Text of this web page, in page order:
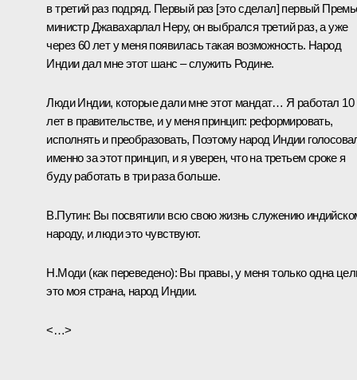
в третий раз подряд. Первый раз [это сделал] первый
министр Джавахарлал Неру, он выбрался третий раз, а уже
через 60 лет у меня появилась такая возможность. Народ
Индии дал мне этот шанс – служить Родине.
Люди Индии, которые дали мне этот мандат… Я работал 10
лет в правительстве, и у меня принцип: реформировать,
исполнять и преобразовать, Поэтому народ Индии
именно за этот принцип, и я уверен, что на третьем сроке я
буду работать в три раза больше.
В.Путин: Вы посвятили всю свою жизнь служению
народу, и люди это чувствуют.
Н.Моди (как переведено): Вы правы, у меня только одна
это моя страна, народ Индии.
<…>